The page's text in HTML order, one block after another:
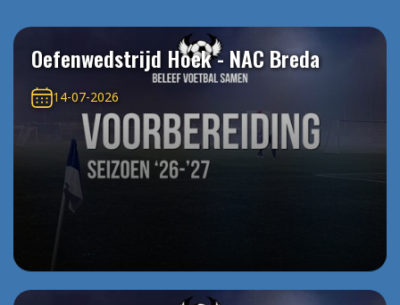
Oefenwedstrijd Hoek - NAC Breda
14-07-2026